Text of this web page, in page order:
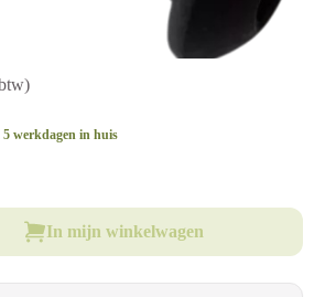
werkdagen in huis
In mijn winkelwagen